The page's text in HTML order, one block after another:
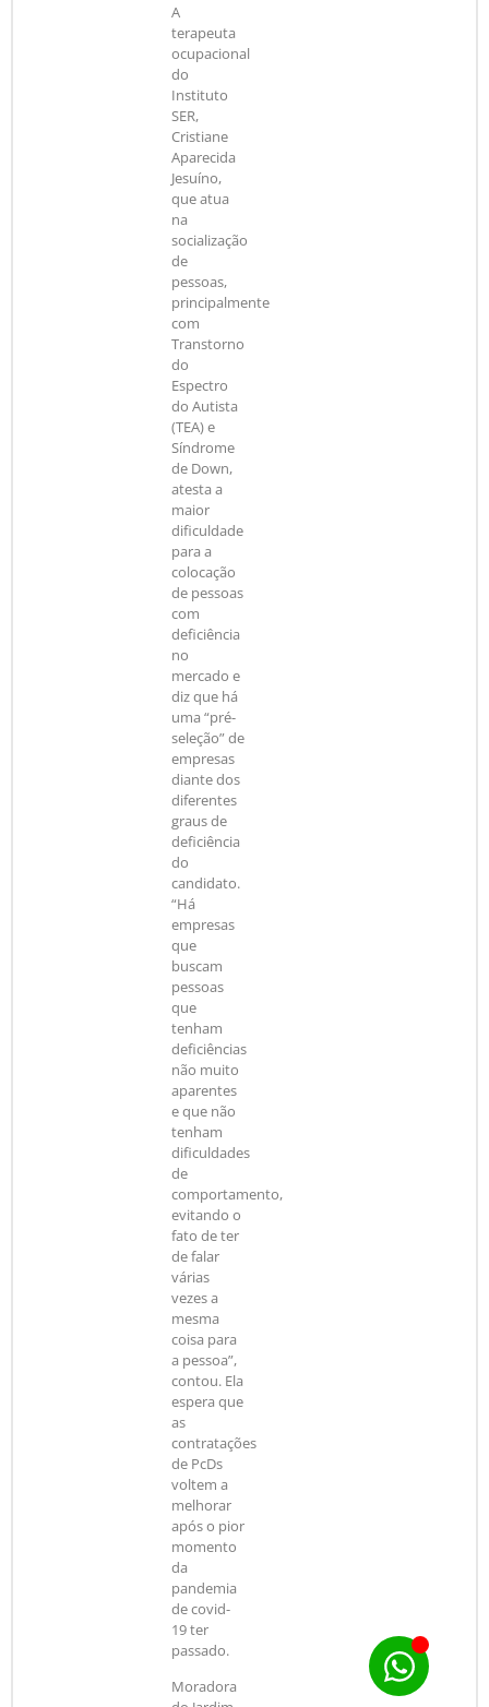
A
terapeuta
ocupacional
do
Instituto
SER,
Cristiane
Aparecida
Jesuíno,
que atua
na
socialização
de
pessoas,
principalmente
com
Transtorno
do
Espectro
do Autista
(TEA) e
Síndrome
de Down,
atesta a
maior
dificuldade
para a
colocação
de pessoas
com
deficiência
no
mercado e
diz que há
uma “pré-
seleção” de
empresas
diante dos
diferentes
graus de
deficiência
do
candidato.
“Há
empresas
que
buscam
pessoas
que
tenham
deficiências
não muito
aparentes
e que não
tenham
dificuldades
de
comportamento,
evitando o
fato de ter
de falar
várias
vezes a
mesma
coisa para
a pessoa”,
contou. Ela
espera que
as
contratações
de PcDs
voltem a
melhorar
após o pior
momento
da
pandemia
de covid-
19 ter
passado.
Moradora